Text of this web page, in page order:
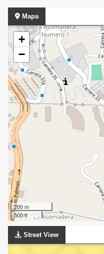
Mapa
+
−
200 m
500 ft
Street View